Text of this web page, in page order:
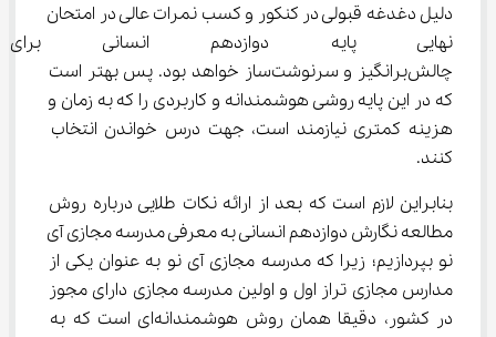
دلیل دغدغه قبولی در کنکور و کسب نمرات عالی در امتحان
نهایی پایه دوازدهم انسانی
چالش‌برانگیز و سرنوشت‌ساز خواهد بود. پس بهتر است
که در این پایه روشی هوشمندانه و کاربردی را که به زمان و
هزینه کمتری نیازمند است، جهت درس خواندن انتخاب
کنند.
بنابراین لازم است که بعد از ارائه نکات طلایی درباره روش
مطالعه نگارش دوازدهم انسانی به معرفی مدرسه مجازی آی
نو بپردازیم؛ زیرا که مدرسه مجازی آی نو به عنوان یکی از
مدارس مجازی تراز اول و اولین مدرسه مجازی دارای مجوز
در کشور، دقیقا همان روش هوشمندانه‌ای است که به